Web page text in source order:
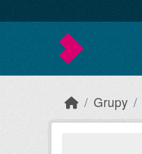
Grupy